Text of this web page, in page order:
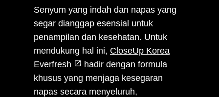
Senyum yang indah dan napas yang
segar dianggap esensial untuk
penampilan dan kesehatan. Untuk
mendukung hal ini, CloseUp Korea
Everfresh
hadir dengan formula
khusus yang menjaga kesegaran
napas secara menyeluruh,